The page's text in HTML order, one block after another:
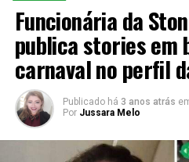
Funcionária da
publica stories em
carnaval no perfil
Publicado há 3 anos atrás
Por Jussara Melo